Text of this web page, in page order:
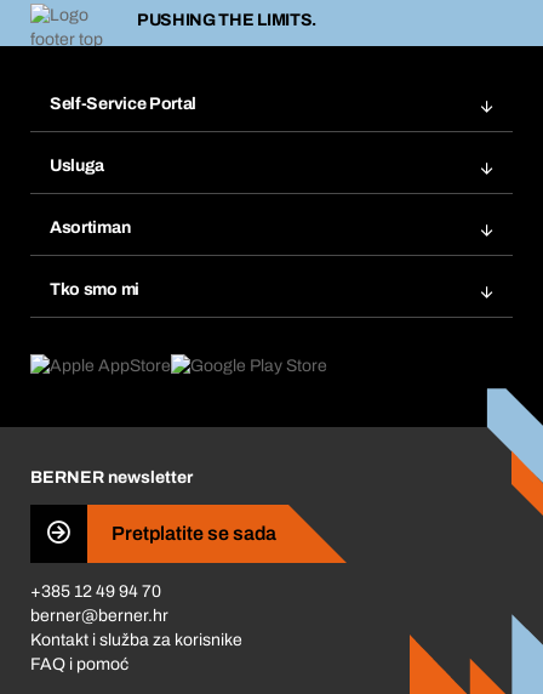
PUSHING THE LIMITS.
Self-Service Portal
Popisi želja
Ponovno naručivanje
Pretplate
Usluga
Tražitelji proizvoda
Asortiman
Tko smo mi
Što nas pokreće
Business Conduct
BERNER newsletter
Pretplatite se sada
+385 12 49 94 70
berner@berner.hr
Kontakt i služba za korisnike
FAQ i pomoć